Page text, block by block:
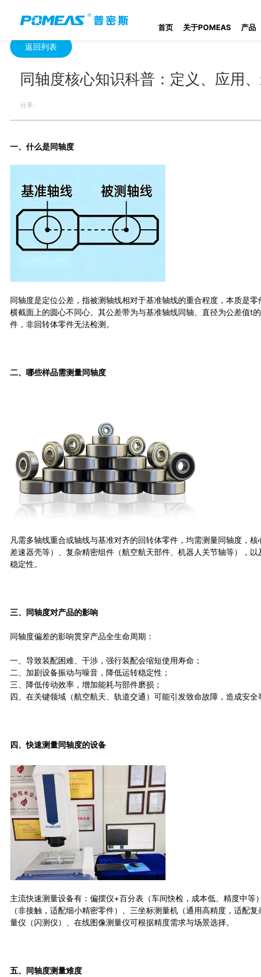
首页 关于POMEAS 产品
返回列表
同轴度核心知识科普：定义、应用
分享:
一、什么是同轴度
同轴度是定位公差，指被测轴线相对于基准轴线的重合程度，本质是
横截面上的圆心不同心。其公差带为与基准轴线同轴、直径为公差值t
件，非回转体零件无法检测。
二、哪些样品需测量同轴度
凡需多轴线重合或轴线与基准对齐的回转体零件，均需测量同轴度，
差速器壳等）、复杂精密组件（航空航天部件、机器人关节轴等），
稳定性。
三、同轴度对产品的影响
同轴度偏差的影响贯穿产品全生命周期：
一、导致装配困难、干涉，强行装配会缩短使用寿命；
二、加剧设备振动与噪音，降低运转稳定性；
三、降低传动效率，增加能耗与部件磨损；
四、在关键领域（航空航天、轨道交通）可能引发致命故障，造成安全
四、快速测量同轴度的设备
主流快速测量设备有： 偏摆仪+百分表（车间快检，成本低、精度中等
（非接触，适配细小精密零件）、三坐标测量机（通用高精度，适配
量仪（闪测仪）、在线图像测量仪可根据精度需求与场景选择。
五、同轴度测量难度